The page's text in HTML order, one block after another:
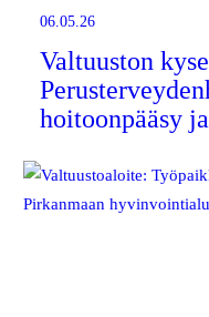
06.05.26
Valtuuston
hoitoonpääsy